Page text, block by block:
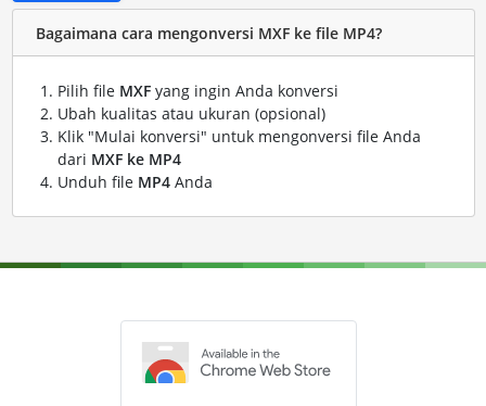
Bagaimana cara mengonversi MXF ke file MP4?
Pilih file MXFyang ingin Anda konversi
Ubah kualitas atau ukuran (opsional)
Klik "Mulai konversi" untuk mengonversi file Anda
dari MXF ke MP4
Unduh file MP4Anda